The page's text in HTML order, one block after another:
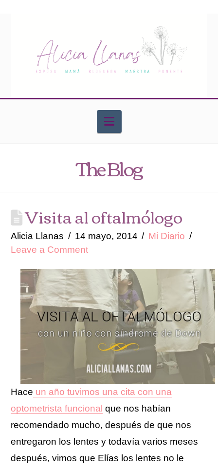
Navigation
The Blog
Visita al oftalmólogo
Alicia Llanas 14 mayo, 2014
Mi Diario
Leave a Comment
Hace un año tuvimos una cita con una
optometrista funcional que nos habían
recomendado mucho, después de que nos
entregaron los lentes y todavía varios meses
después, vimos que Elías los lentes no le